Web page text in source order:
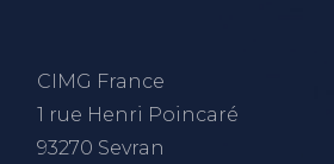
CIMG France
1 rue Henri Poincaré
93270 Sevran